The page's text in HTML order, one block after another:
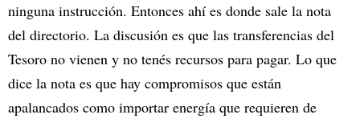
ninguna instrucción. Entonces ahí es donde sale la nota
del directorio. La discusión es que las transferencias del
Tesoro no vienen y no tenés recursos para pagar. Lo que
dice la nota es que hay compromisos que están
apalancados como importar energía que requieren de